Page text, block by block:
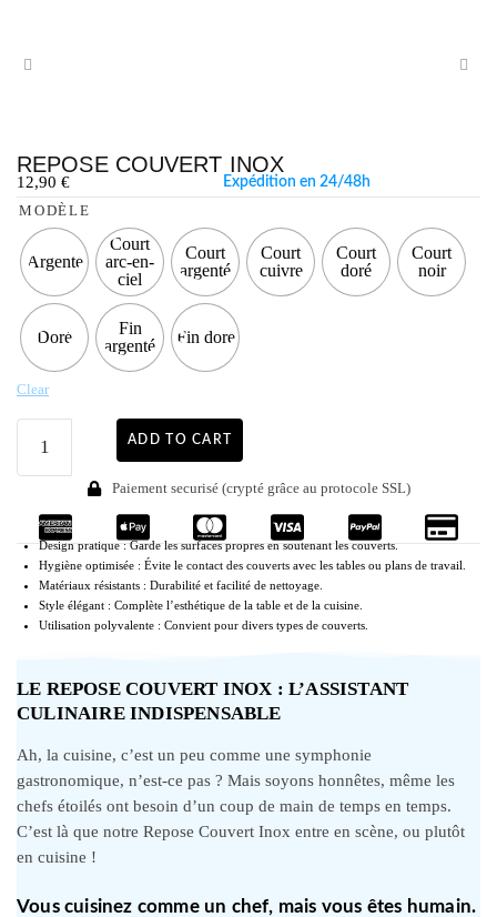
REPOSE COUVERT INOX
12,90 € Expédition en 24/48h
MODÈLE
Argenté
Court
arc-en-
ciel
Court
argenté
Court
cuivre
Court
doré
Court
noir
Doré
Fin
argenté
Fin doré
Clear
ADD TO CART
Paiement securisé (crypté grâce au protocole SSL)
Design pratique : Garde les surfaces propres en soutenant les couverts.
Hygiène optimisée : Évite le contact des couverts avec les tables ou plans de travail.
Matériaux résistants : Durabilité et facilité de nettoyage.
Style élégant : Complète l’esthétique de la table et de la cuisine.
Utilisation polyvalente : Convient pour divers types de couverts.
LE REPOSE COUVERT INOX : L’ASSISTANT
CULINAIRE INDISPENSABLE
Ah, la cuisine, c’est un peu comme une symphonie
gastronomique, n’est-ce pas ? Mais soyons honnêtes, même les
chefs étoilés ont besoin d’un coup de main de temps en temps.
C’est là que notre Repose Couvert Inox entre en scène, ou plutôt
en cuisine !
Vous cuisinez comme un chef, mais vous êtes humain.